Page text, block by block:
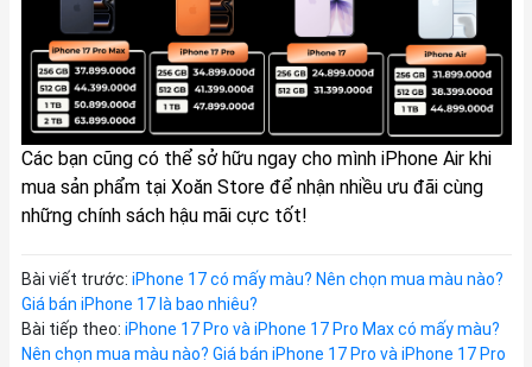
Các bạn cũng có thể sở hữu ngay cho mình iPhone Air khi
mua sản phẩm tại Xoăn Store để nhận nhiều ưu đãi cùng
những chính sách hậu mãi cực tốt!
Bài viết trước: iPhone 17 có mấy màu? Nên chọn mua màu nào?
Giá bán iPhone 17 là bao nhiêu?
Bài tiếp theo: iPhone 17 Pro và iPhone 17 Pro Max có mấy màu?
Nên chọn mua màu nào? Giá bán iPhone 17 Pro và iPhone 17 Pro